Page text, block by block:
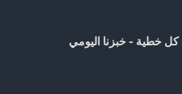
كل خطية - خبزنا اليومي